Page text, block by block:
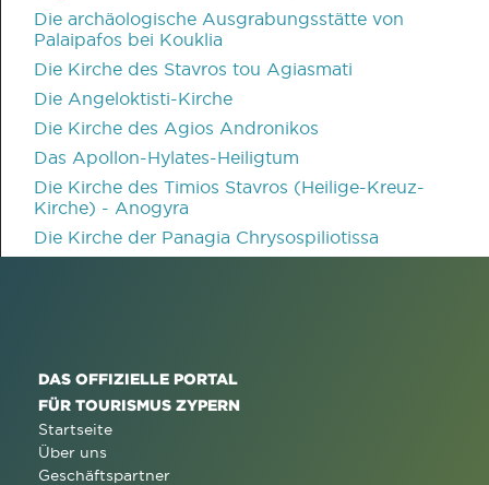
Die archäologische Ausgrabungsstätte von
Palaipafos bei Kouklia
Die Kirche des Stavros tou Agiasmati
Die Angeloktisti-Kirche
Die Kirche des Agios Andronikos
Das Apollon-Hylates-Heiligtum
Die Kirche des Timios Stavros (Heilige-Kreuz-
Kirche) - Anogyra
Die Kirche der Panagia Chrysospiliotissa
DAS OFFIZIELLE PORTAL
FÜR TOURISMUS ZYPERN
Startseite
Über uns
Geschäftspartner